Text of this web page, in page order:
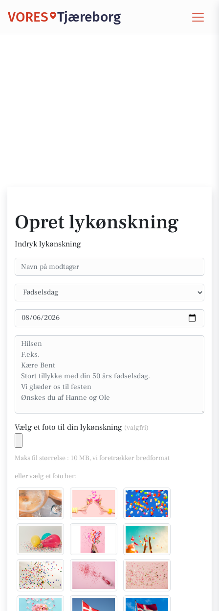
VORES Tjæreborg
Opret lykønskning
Indryk lykønskning
Vælg et foto til din lykønskning (valgfri)
Maks fil størrelse : 10 MB, vi foretrækker bredformat
eller vælg et foto her: